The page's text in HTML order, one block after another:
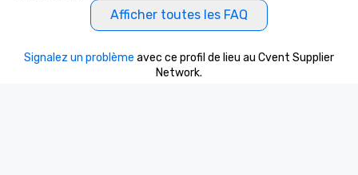
Afficher toutes les FAQ
Signalez un problème avec ce profil de lieu au Cvent Supplier
Network.